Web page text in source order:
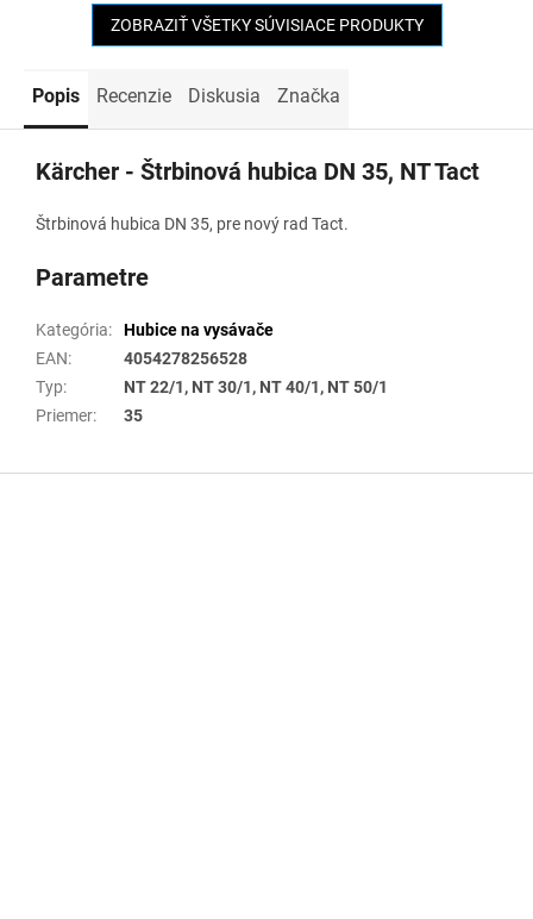
ZOBRAZIŤ VŠETKY SÚVISIACE PRODUKTY
Popis Recenzie Diskusia Značka
Kärcher - Štrbinová hubica DN 35, NT Tact
Štrbinová hubica DN 35, pre nový rad Tact.
Parametre
Kategória:
Hubice na vysávače
EAN:
4054278256528
Typ:
NT 22/1, NT 30/1, NT 40/1, NT 50/1
Priemer: 35